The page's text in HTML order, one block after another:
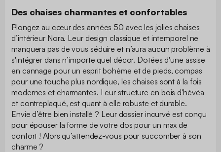
Des chaises charmantes et confortables
Plongez au cœur des années 50 avec les jolies chaises
d’intérieur Nora. Leur design classique et intemporel ne
manquera pas de vous séduire et n’aura aucun problème à
s'intégrer dans n’importe quel décor. Dotées d'une assise
en cannage pour un esprit bohème et de pieds, compas
pour une touche plus nordique, les chaises sont à la fois
modernes et charmantes. Leur structure en bois d'hévéa
et contreplaqué, est quant à elle robuste et durable.
Envie d’être bien installé ? Leur dossier incurvé est conçu
pour épouser la forme de votre dos pour un max de
confort ! Alors qu’attendez-vous pour succomber à son
charme ?